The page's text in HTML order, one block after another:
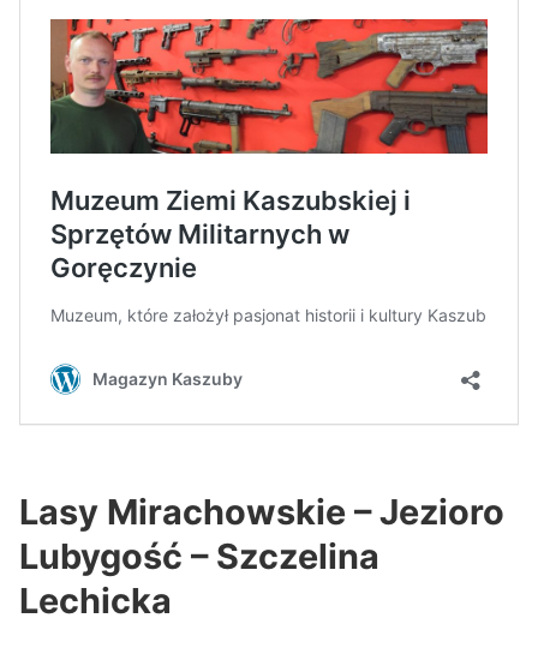
Lasy Mirachowskie – Jezioro
Lubygość – Szczelina
Lechicka